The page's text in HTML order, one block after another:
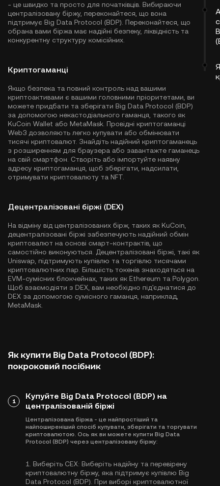
- це швидко та просто для початківців. Вибираючи
централізовану біржу, переконайтеся, що вона
підтримує Big Data Protocol (BDP). Переконайтеся, що
обрана вами біржа має надійні безпеку, ліквідність та
конкурентну структуру комісійних.
Криптогаманці
Якщо безпека та повний контроль над вашими
криптоактивами є вашими головними пріоритетами, ви
можете придбати та зберігати Big Data Protocol (BDP)
за допомогою некастодіального гаманця, такого як
KuCoin Wallet або MetaMask. Провідні криптогаманці
Web3 дозволяють легко купувати або обмінювати
тисячі криптовалют. Знайдіть надійний криптогаманець
з розширенням для браузера або завантажте гаманець
на свій смартфон. Створіть або імпортуйте наявну
адресу криптогаманця, щоб зберігати, надсилати,
отримувати криптовалюту та NFT.
Децентралізовані біржі (DEX)
На відміну від централізованих бірж, таких як KuCoin,
децентралізовані біржі забезпечують надійний обмін
криптовалют на основі смарт-контрактів, що
самостійно виконуються. Децентралізовані біржі, такі як
Uniswap, підтримують купівлю та торгівлю тисячами
криптовалютних пар. Більшість токенів знаходяться на
EVM-сумісних блокчейнах, таких як Ethereum та Polygon
Щоб взаємодіяти з DEX, вам необхідно під'єднатися до
DEX за допомогою сумісного гаманця, наприклад,
MetaMask.
Як купити Big Data Protocol (BDP):
покроковий посібник
1
Купуйте Big Data Protocol (BDP) на
централізованій біржі
Централізована біржа - це найпростіший та
найпоширеніший спосіб купувати, зберігати та торгувати
криптовалютою. Ось як ви можете купити Big Data
Protocol (BDP) через централізовану біржу:
1. Виберіть CEX: Виберіть надійну та перевірену
криптовалютну біржу, яка підтримує купівлю Big
Data Protocol (BDP). При виборі криптовалютної